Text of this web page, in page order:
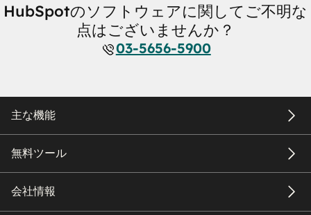
HubSpotのソフトウェアに関してご不明な
点はございませんか？
03-5656-5900
主な機能
無料ツール
会社情報